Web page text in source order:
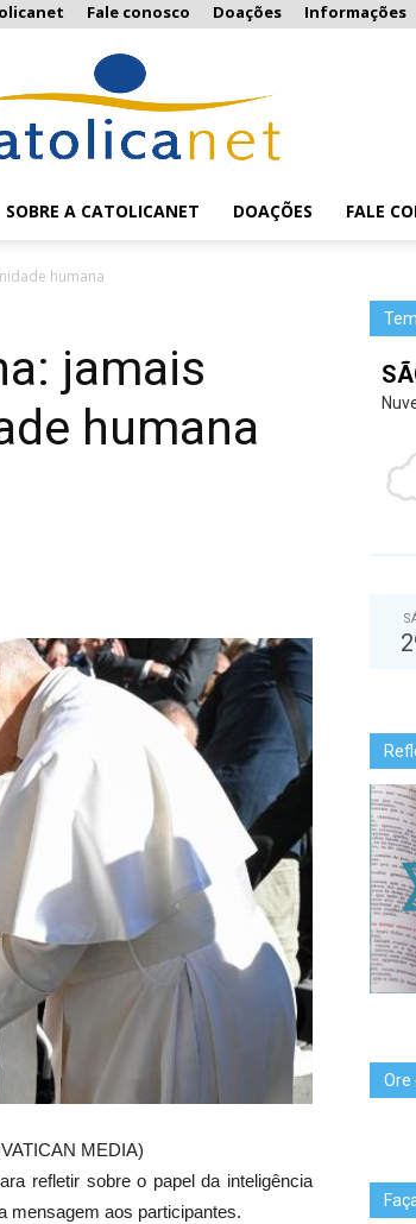
Fale conosco Doações Informações
SOBRE A CATOLICANET DOAÇÕES FALE
humana
jamais
humana
MEDIA)
refletir sobre o papel da inteligência
mensagem aos participantes.
Ore